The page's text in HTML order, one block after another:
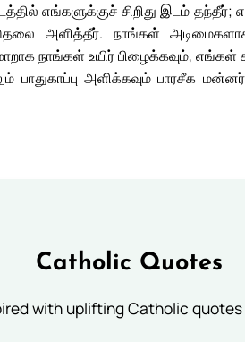
எங்களுக்குச் சிறிது இடம்
அளித்தீர். நாங்கள்
நாங்கள் உயிர் பிழைக்கவும், எங்கள்
பாதுகாப்பு அளிக்கவும் பாரசீக
Catholic Quotes
with uplifting Catholic quotes